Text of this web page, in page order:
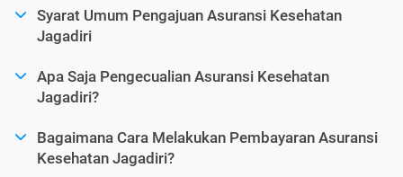
Syarat Umum Pengajuan Asuransi Kesehatan
Jagadiri
Apa Saja Pengecualian Asuransi Kesehatan
Jagadiri?
Bagaimana Cara Melakukan Pembayaran Asuransi
Kesehatan Jagadiri?